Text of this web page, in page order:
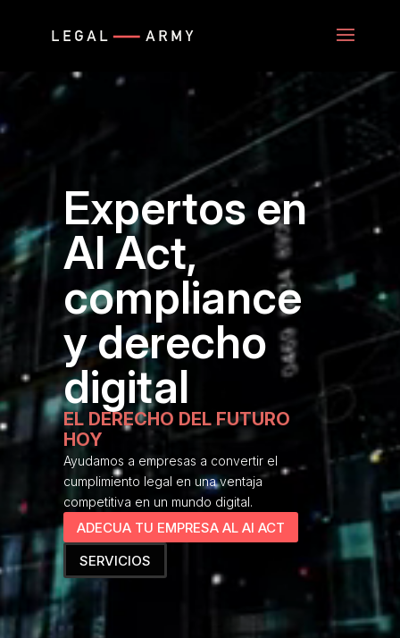
Reproductor
vídeo
Expertos en
AI Act,
compliance
y derecho
digital
EL DERECHO DEL FUTURO
HOY
Ayudamos a empresas a convertir el
cumplimiento legal en una ventaja
competitiva en un mundo digital.
ADECUA TU EMPRESA AL AI ACT
SERVICIOS